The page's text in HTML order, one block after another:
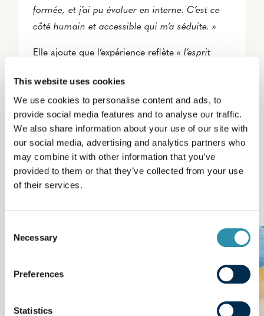
This website uses cookies
We use cookies to personalise content and ads, to
provide social media features and to analyse our traffic.
We also share information about your use of our site with
our social media, advertising and analytics partners who
may combine it with other information that you’ve
provided to them or that they’ve collected from your use
of their services.
Selection
Necessary
Preferences
Statistics
formée, et j’ai pu évoluer en interne. C’est ce
côté humain et accessible qui m’a séduite. »
Elle ajoute que l’expérience reflète « l’esprit
»et que« si on est motivé et prêt à apprendre,
les perspectives de carrière et
d’épanouissement professionnel sont